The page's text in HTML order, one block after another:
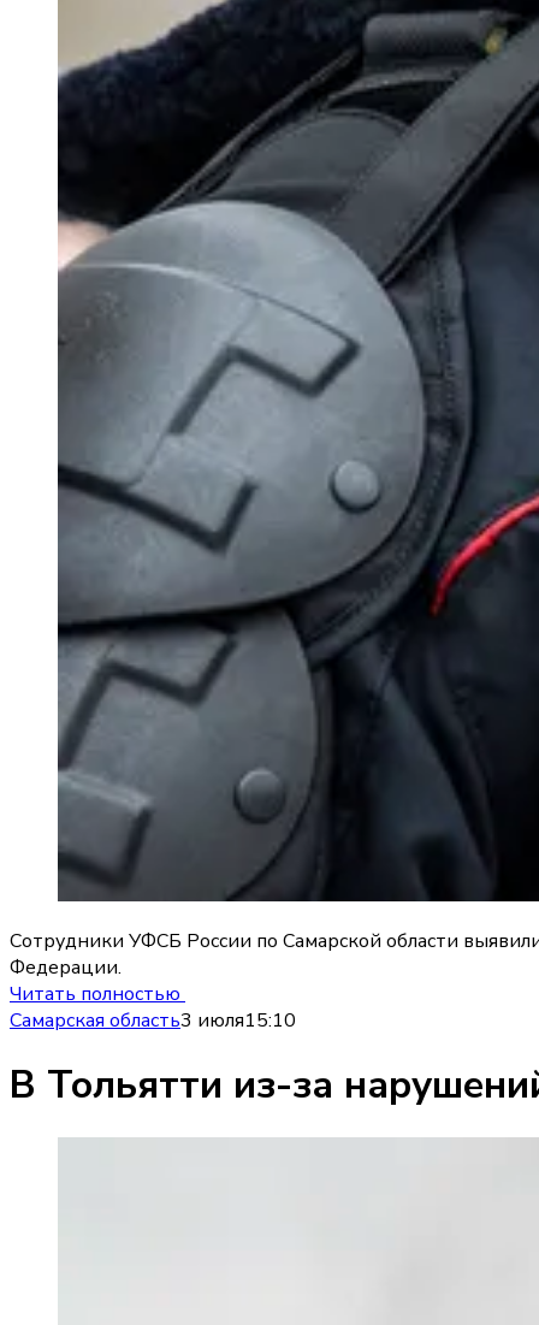
Сотрудники УФСБ России по Самарской области
Федерации.
Читать полностью
Самарская область3 июля15:10
В Тольятти из-за